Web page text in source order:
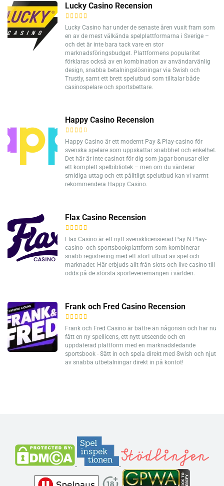
Lucky Casino Recension
Lucky Casino har under de senaste åren vuxit fram som
en av de mest välkända spelplattformarna i Sverige –
och det är inte bara tack vare en stor
marknadsföringsbudget. Plattformens popularitet
förklaras också av en kombination av användarvänlig
design, snabba betalningslösningar via Swish och
Trustly, samt ett brett spelutbud som tilltalar både
casinospelare och sportsbettare.
Happy Casino Recension
Happy Casino är ett modernt Pay & Play-casino för
svenska spelare som uppskattar snabbhet och enkelhet.
Det här är inte casinot för dig som jagar bonusar eller
ett komplett spelbibliotek – men om du värderar
smidiga uttag och ett pålitligt spelutbud kan vi varmt
rekommendera Happy Casino.
Flax Casino Recension
Flax Casino är ett nytt svensklicensierad Pay N Play-
casino- och sportsbookplattform som kombinerar
snabb registrering med ett stort utbud av spel och
marknader. Här erbjuds allt från slots och live casino till
odds på de största sportevenemangen i världen.
Frank och Fred Casino Recension
Frank och Fred Casino är bättre än någonsin och har nu
fått en ny spellicens, ett nytt utseende och en
uppdaterad plattform med en marknadsledande
sportsbook - Sätt in och spela direkt med Swish och njut
av snabba utbetalningar direkt in på kontot!